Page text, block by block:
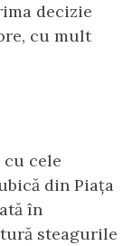
decizie
cu mult
cele
din Piața
în
steagurile